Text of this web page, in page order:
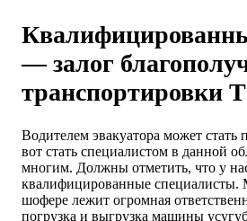
— залог
транспортировки
Водителем эвакуатора может
вот стать специалистом в данной
многим. Должны отметить, что у
квалифицированные специалисты.
шофере лежит огромная
погрузка и выгрузка машины